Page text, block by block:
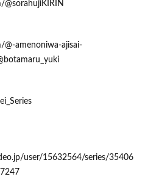
amenoniwa-ajisai-
user/15632564/series/35406